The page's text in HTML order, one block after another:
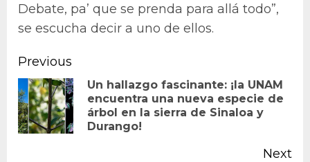
Debate, pa’ que se prenda para allá todo”,
se escucha decir a uno de ellos.
Continue
Reading
Previous
Un hallazgo fascinante: ¡la UNAM
encuentra una nueva especie de
árbol en la sierra de Sinaloa y
Durango!
Next